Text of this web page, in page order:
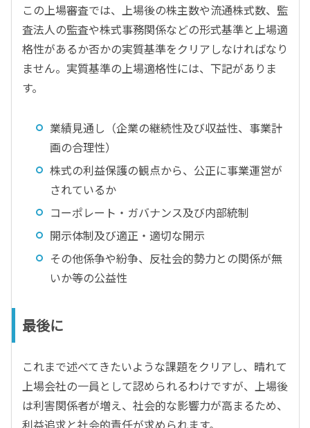
この上場審査では、上場後の株主数や流通株式数、監
査法人の監査や株式事務関係などの形式基準と上場適
格性があるか否かの実質基準をクリアしなければなり
ません。実質基準の上場適格性には、下記がありま
す。
業績見通し（企業の継続性及び収益性、事業計
画の合理性）
株式の利益保護の観点から、公正に事業運営が
されているか
コーポレート・ガバナンス及び内部統制
開示体制及び適正・適切な開示
その他係争や紛争、反社会的勢力との関係が無
いか等の公益性
最後に
これまで述べてきたいような課題をクリアし、晴れて
上場会社の一員として認められるわけですが、上場後
は利害関係者が増え、社会的な影響力が高まるため、
利益追求と社会的責任が求められます。